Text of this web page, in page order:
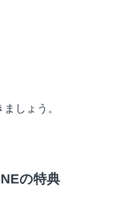
しょう。
の特典